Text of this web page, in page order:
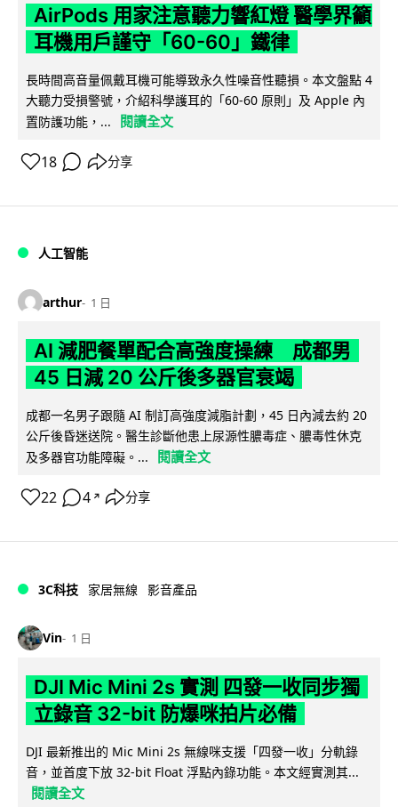
AirPods 用家注意聽力響紅燈 醫學界籲
耳機用戶謹守「60-60」鐵律
長時間高音量佩戴耳機可能導致永久性噪音性聽損。本文盤點 4
大聽力受損警號，介紹科學護耳的「60-60 原則」及 Apple 內
置防護功能，...
閱讀全文
18 分享
人工智能
arthur 1 日
AI 減肥餐單配合高強度操練 成都男
45 日減 20 公斤後多器官衰竭
成都一名男子跟隨 AI 制訂高強度減脂計劃，45 日內減去約 20
公斤後昏迷送院。醫生診斷他患上尿源性膿毒症、膿毒性休克
及多器官功能障礙。...
閱讀全文
22 4 ↗ 分享
3C科技 家居無線 影音產品
Vin 1 日
DJI Mic Mini 2s 實測 四發一收同步獨
立錄音 32-bit 防爆咪拍片必備
DJI 最新推出的 Mic Mini 2s 無線咪支援「四發一收」分軌錄
音，並首度下放 32-bit Float 浮點內錄功能。本文經實測其...
閱讀全文